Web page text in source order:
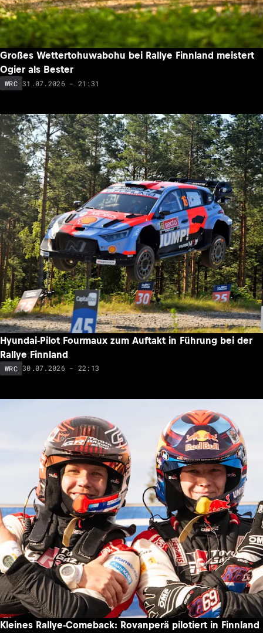
Großes Wettertohuwabohu bei Rallye Finnland meistert
Ogier als Bester
WRC 31.07.2026 - 21:31
Hyundai-Pilot Fourmaux zum Auftakt in Führung bei der
Rallye Finnland
WRC 30.07.2026 - 22:13
Kleines Rallye-Comeback: Rovanperä pilotiert in Finnland